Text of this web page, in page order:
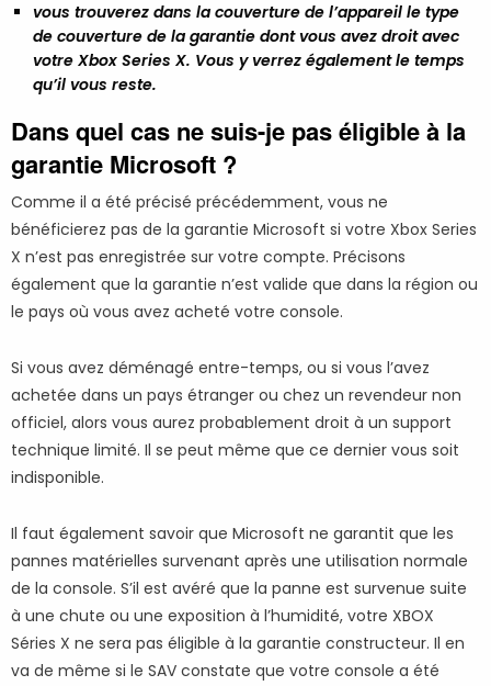
vous trouverez dans la couverture de l’appareil le type
de couverture de la garantie dont vous avez droit avec
votre Xbox Series X. Vous y verrez également le temps
qu’il vous reste.
Dans quel cas ne suis-je pas éligible à la
garantie Microsoft ?
Comme il a été précisé précédemment, vous ne
bénéficierez pas de la garantie Microsoft si votre Xbox Series
X n’est pas enregistrée sur votre compte. Précisons
également que la garantie n’est valide que dans la région ou
le pays où vous avez acheté votre console.
Si vous avez déménagé entre-temps, ou si vous l’avez
achetée dans un pays étranger ou chez un revendeur non
officiel, alors vous aurez probablement droit à un support
technique limité. Il se peut même que ce dernier vous soit
indisponible.
Il faut également savoir que Microsoft ne garantit que les
pannes matérielles survenant après une utilisation normale
de la console. S’il est avéré que la panne est survenue suite
à une chute ou une exposition à l’humidité, votre XBOX
Séries X ne sera pas éligible à la garantie constructeur. Il en
va de même si le SAV constate que votre console a été